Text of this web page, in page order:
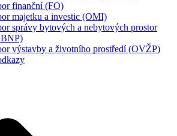
finanční (FO)
majetku a investic (OMI)
správy bytových a nebytových prostor
výstavby a životního prostředí (OVŽP)